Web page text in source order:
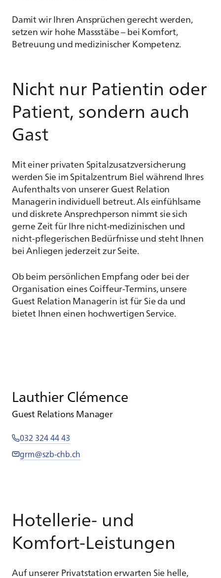
Damit wir Ihren Ansprüchen gerecht werden,
setzen wir hohe Massstäbe – bei Komfort,
Betreuung und medizinischer Kompetenz.
Nicht nur Patientin oder
Patient, sondern auch
Gast
Mit einer privaten Spitalzusatzversicherung
werden Sie im Spitalzentrum Biel während Ihres
Aufenthalts von unserer Guest Relation
Managerin individuell betreut. Als einfühlsame
und diskrete Ansprechperson nimmt sie sich
gerne Zeit für Ihre nicht-medizinischen und
nicht-pflegerischen Bedürfnisse und steht Ihnen
bei Anliegen jederzeit zur Seite.
Ob beim persönlichen Empfang oder bei der
Organisation eines Coiffeur-Termins, unsere
Guest Relation Managerin ist für Sie da und
bietet Ihnen einen hochwertigen Service.
Lauthier Clémence
Guest Relations Manager
032 324 44 43
grm@szb-chb.ch
Hotellerie- und
Komfort-Leistungen
Auf unserer Privatstation erwarten Sie helle,